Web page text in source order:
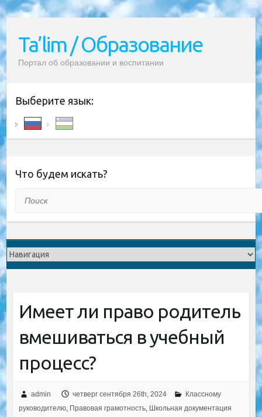
Ta’lim / Образование
Портал об образовании и воспитании
Выберите язык:
Что будем искать?
Имеет ли право родитель
вмешиваться в учебный
процесс?
admin четверг сентября 26th, 2024
Классному
руководителю, Правовая грамотность, Школьная документация